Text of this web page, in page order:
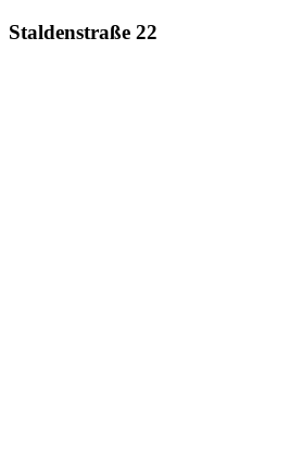
Staldenstraße 22